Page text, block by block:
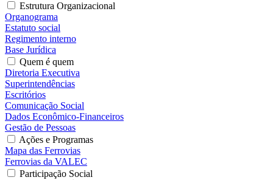
Estrutura Organizacional
Organograma
Estatuto social
Regimento interno
Base Jurídica
Quem é quem
Diretoria Executiva
Superintendências
Escritórios
Comunicação Social
Dados Econômico-Financeiros
Gestão de Pessoas
Ações e Programas
Mapa das Ferrovias
Ferrovias da VALEC
Participação Social